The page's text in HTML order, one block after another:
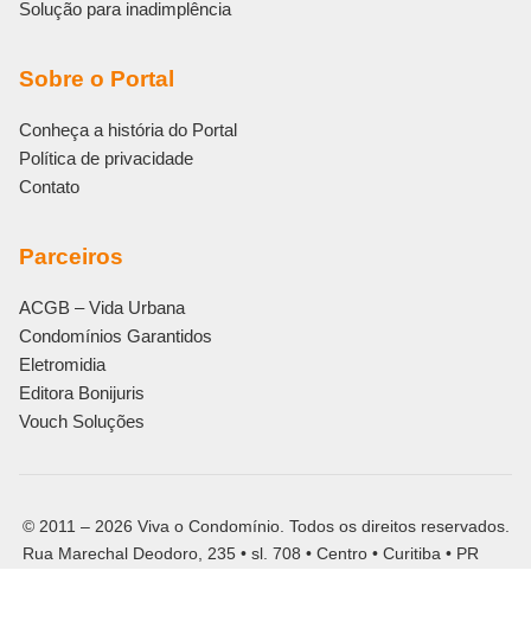
Solução para inadimplência
Sobre o Portal
Conheça a história do Portal
Política de privacidade
Contato
Parceiros
ACGB – Vida Urbana
Condomínios Garantidos
Eletromidia
Editora Bonijuris
Vouch Soluções
© 2011 – 2026 Viva o Condomínio. Todos os direitos reservados.
Rua Marechal Deodoro, 235 • sl. 708 • Centro • Curitiba • PR